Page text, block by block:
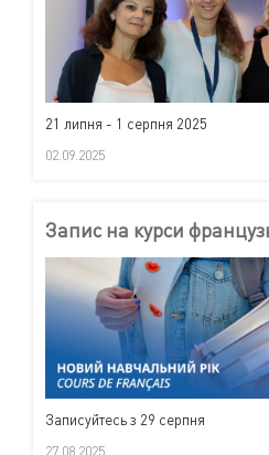
21 липня - 1 серпня 2025
02.09.2025
Запис на курси
Записуйтесь з 29 серпня
27.08.2025